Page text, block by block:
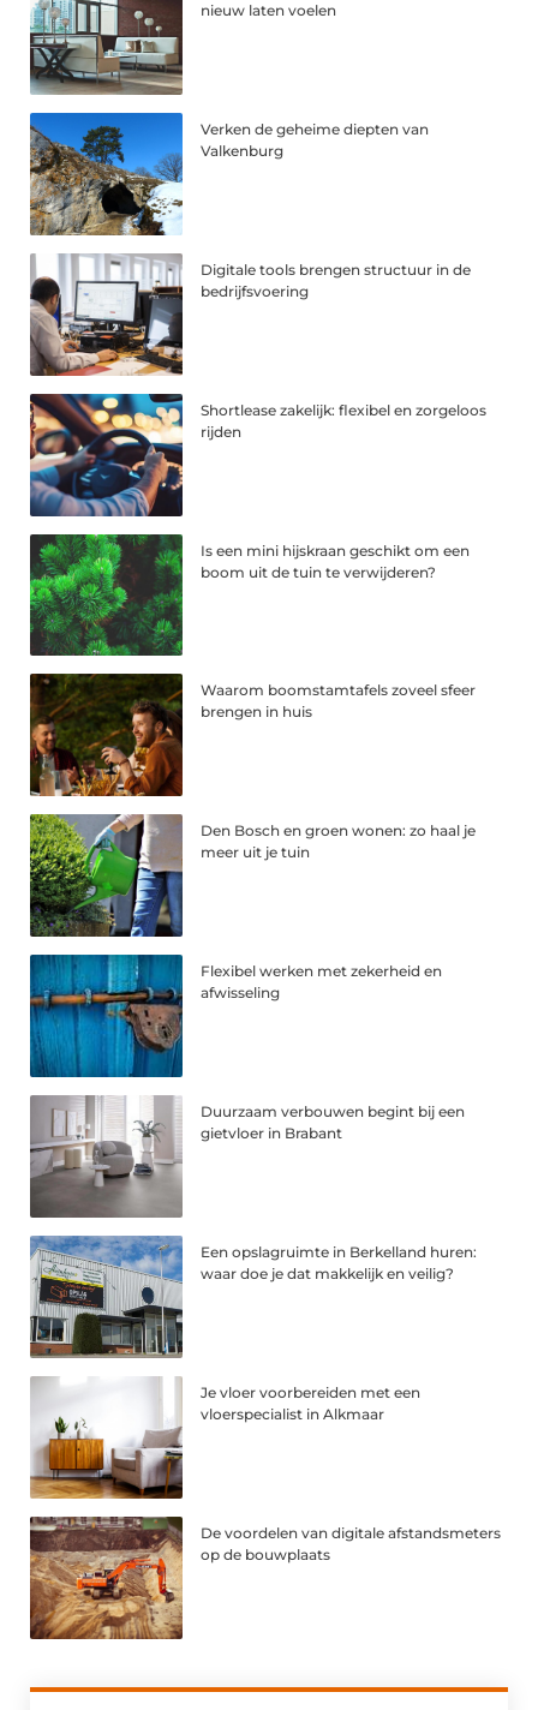
nieuw laten voelen
Verken de geheime diepten van
Valkenburg
Digitale tools brengen structuur in de
bedrijfsvoering
Shortlease zakelijk: flexibel en zorgeloos
rijden
Is een mini hijskraan geschikt om een
boom uit de tuin te verwijderen?
Waarom boomstamtafels zoveel sfeer
brengen in huis
Den Bosch en groen wonen: zo haal je
meer uit je tuin
Flexibel werken met zekerheid en
afwisseling
Duurzaam verbouwen begint bij een
gietvloer in Brabant
Een opslagruimte in Berkelland huren:
waar doe je dat makkelijk en veilig?
Je vloer voorbereiden met een
vloerspecialist in Alkmaar
De voordelen van digitale afstandsmeters
op de bouwplaats